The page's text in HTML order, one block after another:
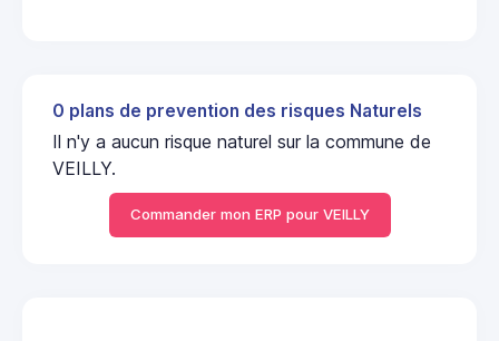
0 plans de prevention des risques Naturels
Il n'y a aucun risque naturel sur la commune de
VEILLY.
Commander mon ERP pour VEILLY